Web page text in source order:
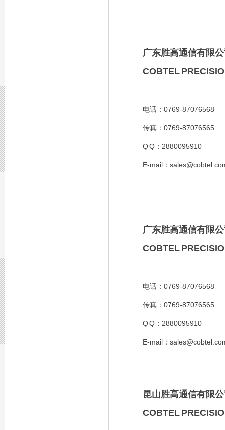
广东胜高通信有限
COBTEL
电话： 0769-87076568
传真： 0769-87076565
Q Q ： 2880095910
E-mail ：
广东胜高通信有限
COBTEL
电话： 0769-87076568
传真： 0769-87076565
Q Q ： 2880095910
E-mail ：
昆山胜高通信有限
COBTEL